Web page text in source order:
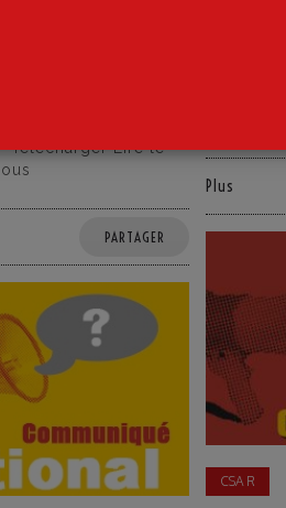
du 26 juin
Educ’Action CDEN
Lire le
PARTAGER
Plus
CSA R